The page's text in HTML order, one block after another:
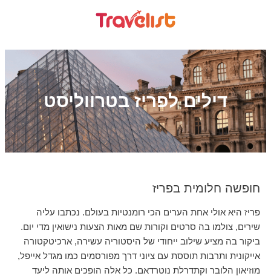
דילים לפריז בטרווליסט
חופשה חלומית בפריז
פריז היא אולי אחת הערים הכי רומנטיות בעולם. נכתבו עליה
שירים, צולמו בה סרטים וקורות שם מאות הצעות נישואין מדי יום.
ביקור בה מציע שילוב ייחודי של היסטוריה עשירה, ארכיטקטורה
אייקונית ותרבות תוססת עם ציוני דרך מפורסמים כמו מגדל אייפל,
מוזיאון הלובר וקתדרלת נוטרדאם. כל אלה הופכים אותה ליעד